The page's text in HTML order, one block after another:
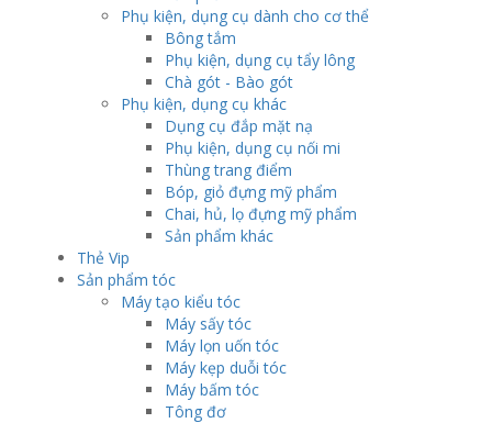
Phụ kiện, dụng cụ dành cho cơ thể
Bông tắm
Phụ kiện, dụng cụ tẩy lông
Chà gót - Bào gót
Phụ kiện, dụng cụ khác
Dụng cụ đắp mặt nạ
Phụ kiện, dụng cụ nối mi
Thùng trang điểm
Bóp, giỏ đựng mỹ phẩm
Chai, hủ, lọ đựng mỹ phẩm
Sản phẩm khác
Thẻ Vip
Sản phẩm tóc
Máy tạo kiểu tóc
Máy sấy tóc
Máy lọn uốn tóc
Máy kẹp duỗi tóc
Máy bấm tóc
Tông đơ